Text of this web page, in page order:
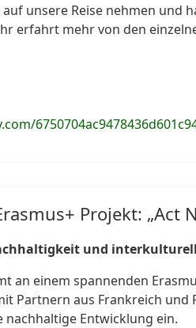
unsere Reise nehmen und
erfahrt mehr von den
Projekt: „Act
und
an einem spannenden
Partnern aus Frankreich und
nachhaltige Entwicklung ein.